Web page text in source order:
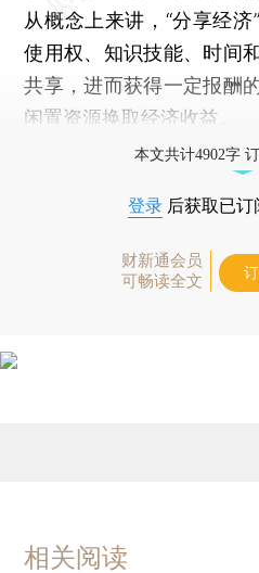
从概念上来讲，“分享经
使用权、知识技能、时间
共享，进而获得一定报酬
闲置资源换取经济收益。
本文共计4902字
登录 后获取已
财新通会员
可畅读全文
相关阅读